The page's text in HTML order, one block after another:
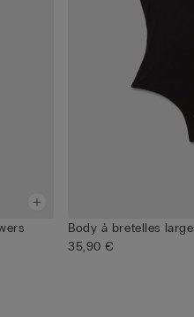
Body à bretelles
35,90 €